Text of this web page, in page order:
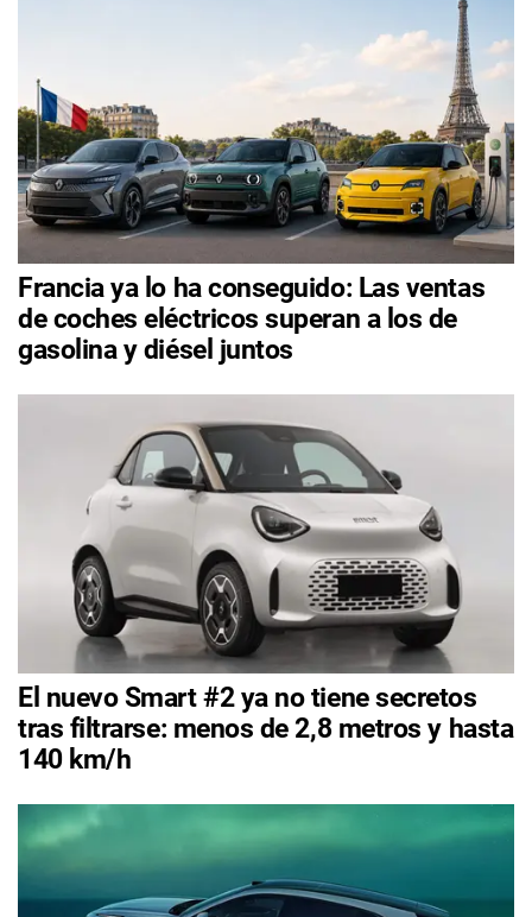
Francia ya lo ha conseguido: Las ventas
de coches eléctricos superan a los de
gasolina y diésel juntos
El nuevo Smart #2 ya no tiene secretos
tras filtrarse: menos de 2,8 metros y hasta
140 km/h